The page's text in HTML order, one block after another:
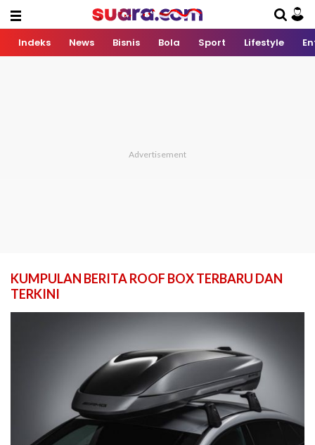
Indeks News Bisnis Bola Sport Lifestyle
KUMPULAN BERITA ROOF BOX TERBARU DAN
TERKINI